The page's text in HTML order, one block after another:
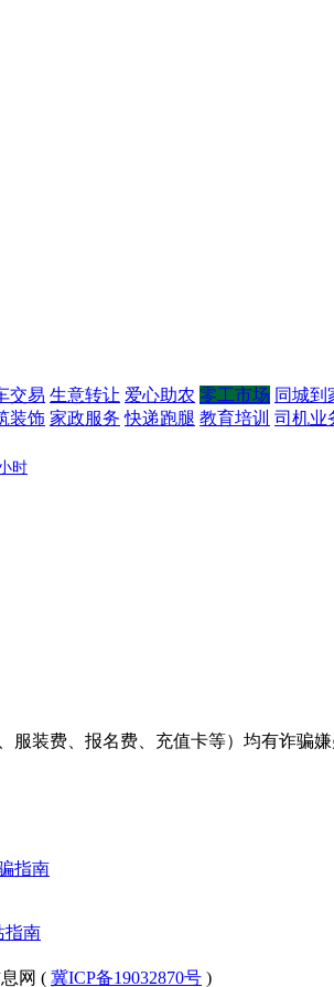
交易 生意转让 爱心助农 零工市场 同城到
装饰 家政服务 快递跑腿 教育培训 司机业
时
服装费、报名费、充值卡等）均有诈骗嫌
指南
指南
网 ( 冀ICP备19032870号 )